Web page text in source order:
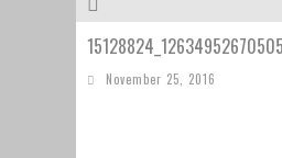
November 25, 2016